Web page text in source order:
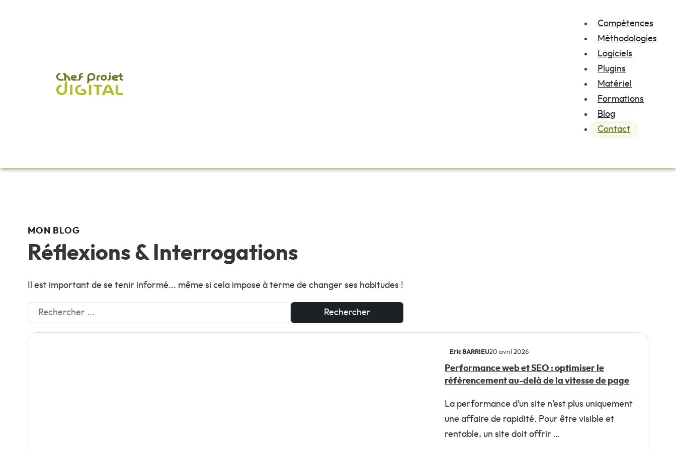
Compétences
Méthodologies
Logiciels
Plugins
Matériel
Formations
Blog
Contact
Réflexions & Interrogations
MON BLOG
Il est important de se tenir informé... même si cela impose à terme de changer ses habitudes !
Rechercher
Rechercher
Eric BARRIEU20 avril 2026
Performance web et SEO : optimiser le
référencement au-delà de la vitesse de page
La performance d’un site n’est plus uniquement
une affaire de rapidité. Pour être visible et
rentable, un site doit offrir …